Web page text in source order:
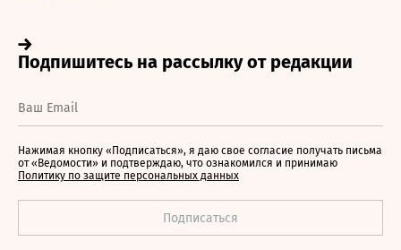
Нажимая кнопку «Подписаться», я даю свое согласие получать письма
от «Ведомости» и подтверждаю, что ознакомился и принимаю
Политику по защите персональных данных